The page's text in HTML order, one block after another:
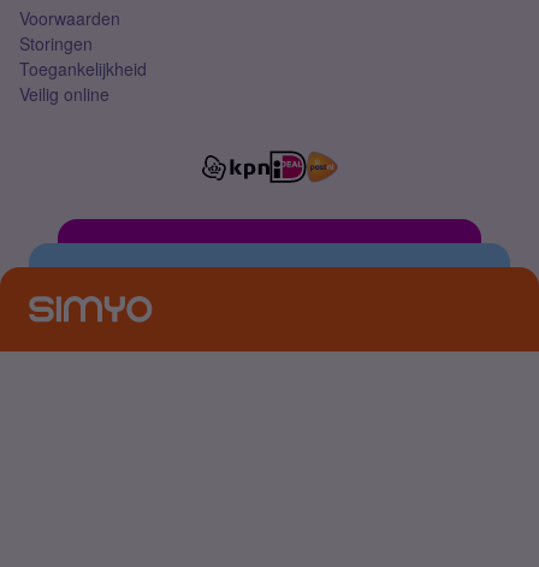
Voorwaarden
Storingen
Toegankelijkheid
Veilig online